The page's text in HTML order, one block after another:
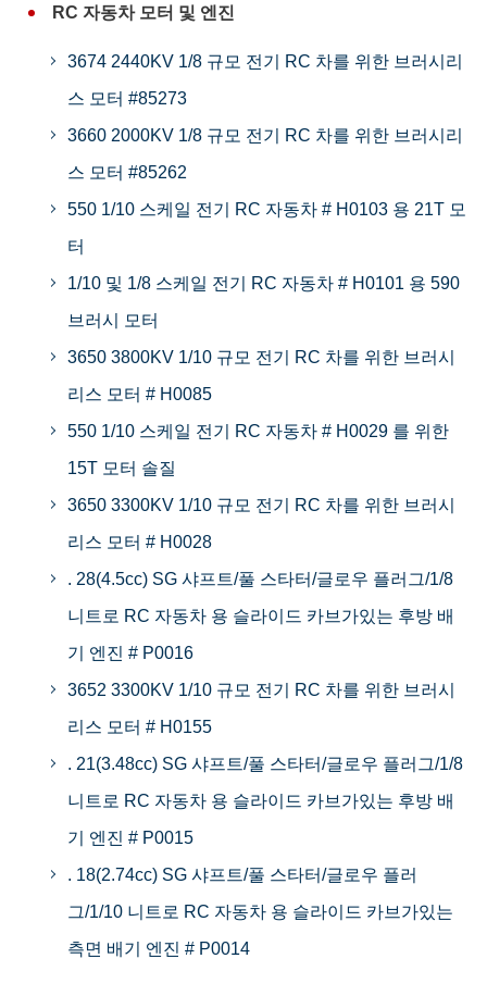
RC 자동차 모터 및 엔진
3674 2440KV 1/8 규모 전기 RC 차를 위한 브러시리
스 모터 #85273
3660 2000KV 1/8 규모 전기 RC 차를 위한 브러시리
스 모터 #85262
550 1/10 스케일 전기 RC 자동차 # H0103 용 21T 모
터
1/10 및 1/8 스케일 전기 RC 자동차 # H0101 용 590
브러시 모터
3650 3800KV 1/10 규모 전기 RC 차를 위한 브러시
리스 모터 # H0085
550 1/10 스케일 전기 RC 자동차 # H0029 를 위한
15T 모터 솔질
3650 3300KV 1/10 규모 전기 RC 차를 위한 브러시
리스 모터 # H0028
. 28(4.5cc) SG 샤프트/풀 스타터/글로우 플러그/1/8
니트로 RC 자동차 용 슬라이드 카브가있는 후방 배
기 엔진 # P0016
3652 3300KV 1/10 규모 전기 RC 차를 위한 브러시
리스 모터 # H0155
. 21(3.48cc) SG 샤프트/풀 스타터/글로우 플러그/1/8
니트로 RC 자동차 용 슬라이드 카브가있는 후방 배
기 엔진 # P0015
. 18(2.74cc) SG 샤프트/풀 스타터/글로우 플러
그/1/10 니트로 RC 자동차 용 슬라이드 카브가있는
측면 배기 엔진 # P0014